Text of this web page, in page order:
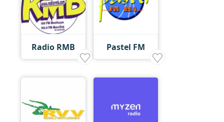
Radio RMB Pastel FM